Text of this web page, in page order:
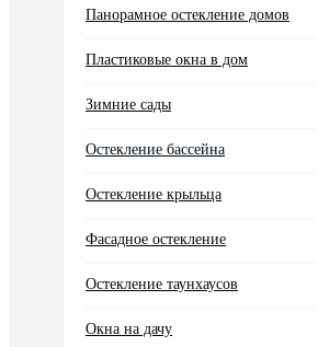
Панорамное остекление домов
Пластиковые окна в дом
Зимние сады
Остекление бассейна
Остекление крыльца
Фасадное остекление
Остекление таунхаусов
Окна на дачу